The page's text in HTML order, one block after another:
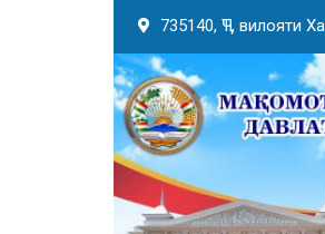
735140, ҶТ, вилояти